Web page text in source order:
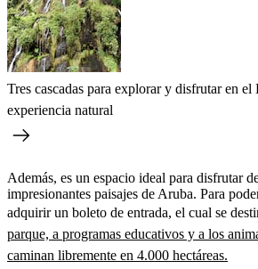
Tres cascadas para explorar y disfrutar en el
experiencia natural
Además, es un espacio ideal para disfrutar
impresionantes paisajes de Aruba. Para
adquirir un boleto de entrada, el cual se
parque, a programas educativos y a los
caminan libremente en 4.000 hectáreas.